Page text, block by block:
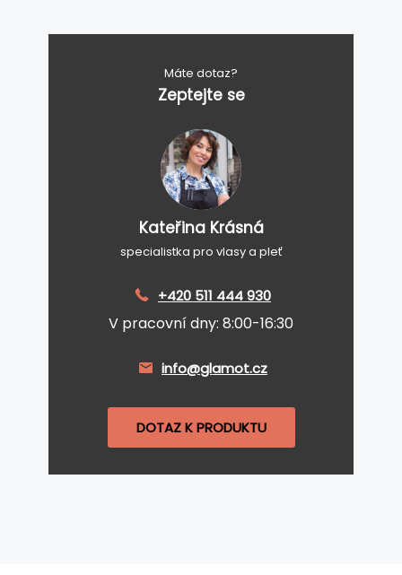
Máte dotaz?
Zeptejte se
Kateřina Krásná
specialistka pro vlasy a pleť
+420 511 444 930
V pracovní dny: 8:00-16:30
info@glamot.cz
DOTAZ K PRODUKTU